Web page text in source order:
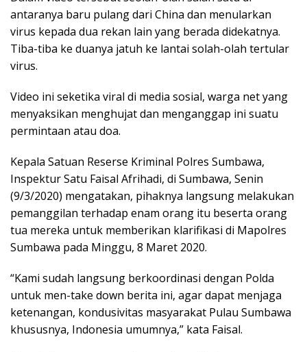
antaranya baru pulang dari China dan menularkan
virus kepada dua rekan lain yang berada didekatnya.
Tiba-tiba ke duanya jatuh ke lantai solah-olah tertular
virus.
Video ini seketika viral di media sosial, warga net yang
menyaksikan menghujat dan menganggap ini suatu
permintaan atau doa.
Kepala Satuan Reserse Kriminal Polres Sumbawa,
Inspektur Satu Faisal Afrihadi, di Sumbawa, Senin
(9/3/2020) mengatakan, pihaknya langsung melakukan
pemanggilan terhadap enam orang itu beserta orang
tua mereka untuk memberikan klarifikasi di Mapolres
Sumbawa pada Minggu, 8 Maret 2020.
“Kami sudah langsung berkoordinasi dengan Polda
untuk men-take down berita ini, agar dapat menjaga
ketenangan, kondusivitas masyarakat Pulau Sumbawa
khususnya, Indonesia umumnya,” kata Faisal.